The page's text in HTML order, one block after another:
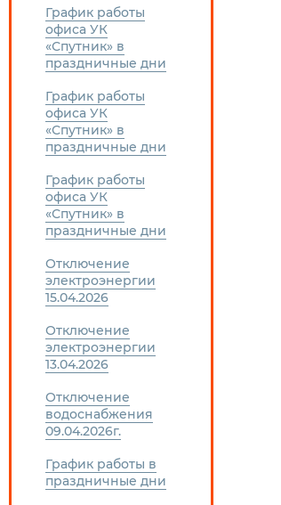
График работы
офиса УК
«Спутник» в
праздничные дни
График работы
офиса УК
«Спутник» в
праздничные дни
График работы
офиса УК
«Спутник» в
праздничные дни
Отключение
электроэнергии
15.04.2026
Отключение
электроэнергии
13.04.2026
Отключение
водоснабжения
09.04.2026г.
График работы в
праздничные дни